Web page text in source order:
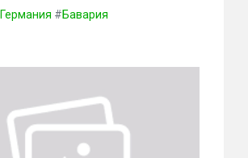
Германия #Бавария